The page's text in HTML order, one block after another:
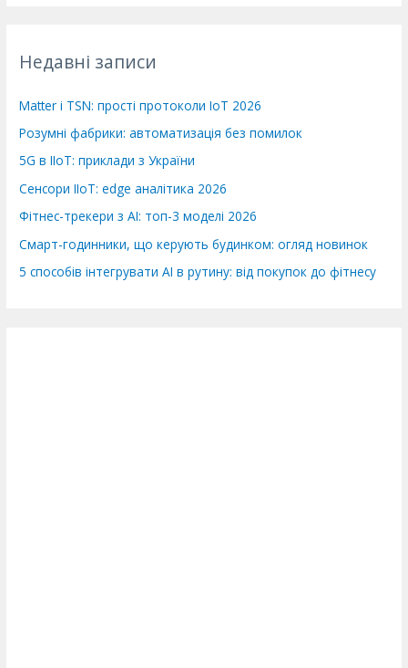
иНедавні записи
Matter і TSN: прості протоколи IoT 2026
Розумні фабрики: автоматизація без помилок
5G в IIoT: приклади з України
Сенсори IIoT: edge аналітика 2026
Фітнес-трекери з AI: топ-3 моделі 2026
Смарт-годинники, що керують будинком: огляд новинок
5 способів інтегрувати AI в рутину: від покупок до фітнесу